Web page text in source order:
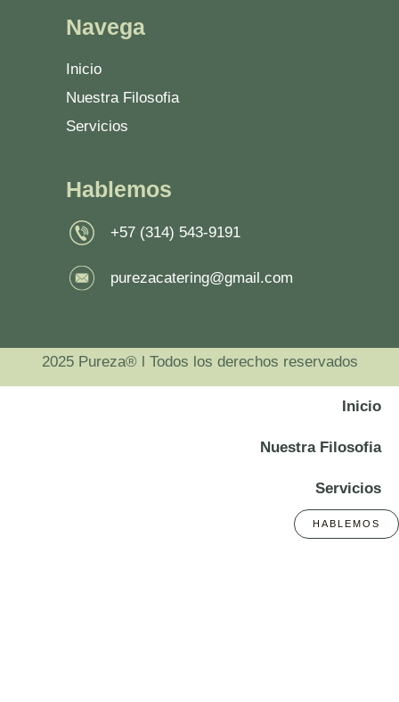
Navega
Inicio
Nuestra Filosofia
Servicios
Hablemos
+57 (314) 543-9191
purezacatering@gmail.com
2025 Pureza® l Todos los derechos reservados
Inicio
Nuestra Filosofia
Servicios
HABLEMOS